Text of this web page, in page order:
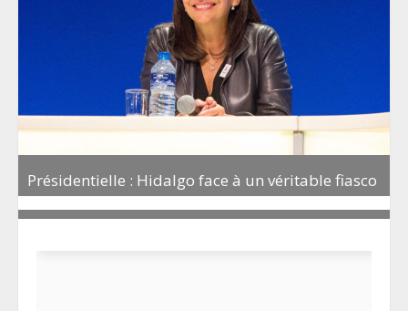
Présidentielle : Hidalgo face à un véritable fiasco